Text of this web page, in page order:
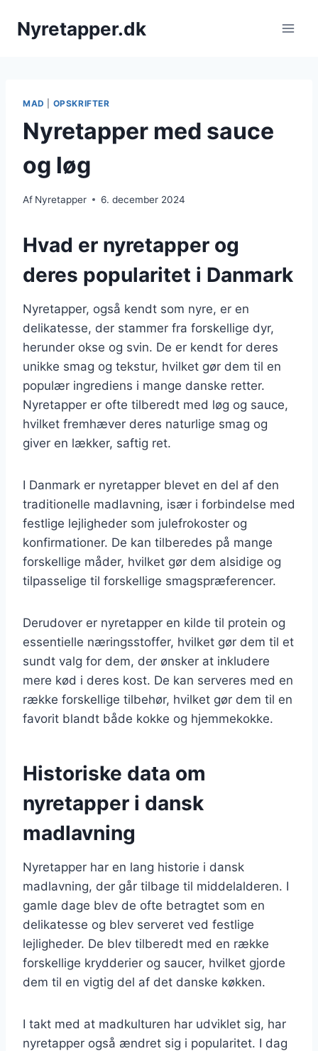
Nyretapper.dk
MAD OPSKRIFTER
Nyretapper med sauce
og løg
Af Nyretapper 6. december 2024
Hvad er nyretapper og
deres popularitet i Danmark
Nyretapper, også kendt som nyre, er en
delikatesse, der stammer fra forskellige dyr,
herunder okse og svin. De er kendt for deres
unikke smag og tekstur, hvilket gør dem til en
populær ingrediens i mange danske retter.
Nyretapper er ofte tilberedt med løg og sauce,
hvilket fremhæver deres naturlige smag og
giver en lækker, saftig ret.
I Danmark er nyretapper blevet en del af den
traditionelle madlavning, især i forbindelse med
festlige lejligheder som julefrokoster og
konfirmationer. De kan tilberedes på mange
forskellige måder, hvilket gør dem alsidige og
tilpasselige til forskellige smagspræferencer.
Derudover er nyretapper en kilde til protein og
essentielle næringsstoffer, hvilket gør dem til et
sundt valg for dem, der ønsker at inkludere
mere kød i deres kost. De kan serveres med en
række forskellige tilbehør, hvilket gør dem til en
favorit blandt både kokke og hjemmekokke.
Historiske data om
nyretapper i dansk
madlavning
Nyretapper har en lang historie i dansk
madlavning, der går tilbage til middelalderen. I
gamle dage blev de ofte betragtet som en
delikatesse og blev serveret ved festlige
lejligheder. De blev tilberedt med en række
forskellige krydderier og saucer, hvilket gjorde
dem til en vigtig del af det danske køkken.
I takt med at madkulturen har udviklet sig, har
nyretapper også ændret sig i popularitet. I dag